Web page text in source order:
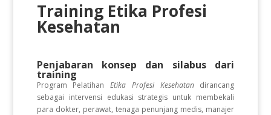
Training Etika Profesi
Kesehatan
Penjabaran konsep dan silabus dari
training
Program PelatihanEtika Profesi Kesehatandirancang
sebagai intervensi edukasi strategis untuk membekali
para dokter, perawat, tenaga penunjang medis, manajer